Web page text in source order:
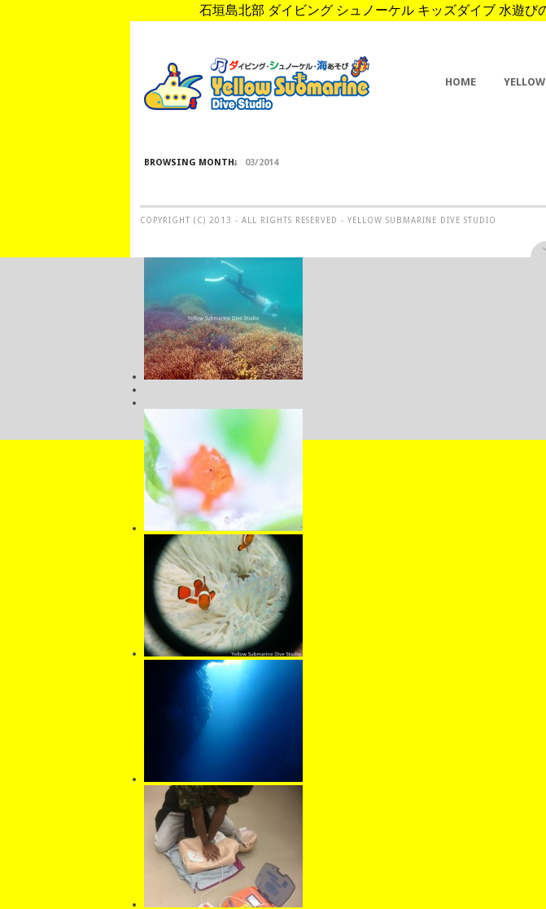
石垣島北部 ダイビング シュノーケル キッズダイブ 水遊
HOME
BROWSING MONTH: 03/2014
COPYRIGHT (C) 2013 - ALL RIGHTS RESERVED - YELLOW SUBMARINE DIVE STUDIO